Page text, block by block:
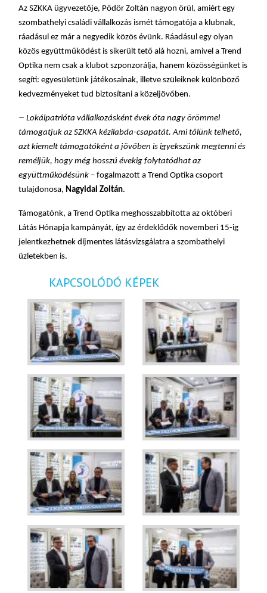
Az SZKKA ügyvezetője, Pődör Zoltán nagyon örül, amiért egy
szombathelyi családi vállalkozás ismét támogatója a klubnak,
ráadásul ez már a negyedik közös évünk. Ráadásul egy olyan
közös együttműködést is sikerült tető alá hozni, amivel a Trend
Optika nem csak a klubot szponzorálja, hanem közösségünket is
segíti: egyesületünk játékosainak, illetve szüleiknek különböző
kedvezményeket tud biztosítani a közeljövőben.
– Lokálpatrióta vállalkozásként évek óta nagy örömmel
támogatjuk az SZKKA kézilabda-csapatát. Ami tőlünk telhető,
azt kiemelt támogatóként a jövőben is igyekszünk megtenni és
reméljük, hogy még hosszú évekig folytatódhat az
együttműködésünk – fogalmazott a Trend Optika csoport
tulajdonosa, Nagyidai Zoltán.
Támogatónk, a Trend Optika meghosszabbította az októberi
Látás Hónapja kampányát, így az érdeklődők novemberi 15-ig
jelentkezhetnek díjmentes látásvizsgálatra a szombathelyi
üzletekben is.
KAPCSOLÓDÓ KÉPEK